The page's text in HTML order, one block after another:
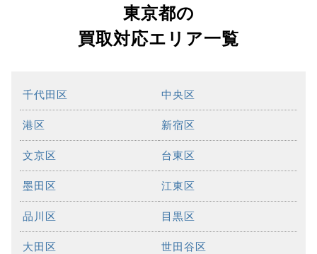
東京都の
買取対応エリア一覧
千代田区 中央区
港区 新宿区
文京区 台東区
墨田区 江東区
品川区 目黒区
大田区 世田谷区